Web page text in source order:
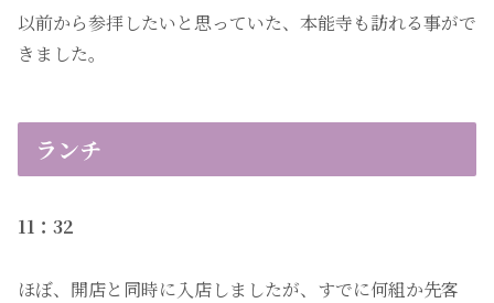
以前から参拝したいと思っていた、本能寺も訪れる事がで
きました。
ランチ
11：32
ほぼ、開店と同時に入店しましたが、すでに何組か先客